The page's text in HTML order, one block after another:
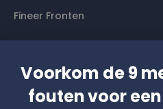
Fineer Fronten
Contact
Langs komen? Graag even
Voorkom de 9
fouten voor